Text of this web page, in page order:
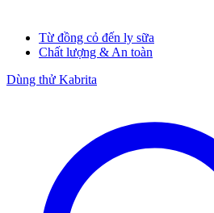
Từ đồng cỏ đến ly sữa
Chất lượng & An toàn
Dùng thử Kabrita